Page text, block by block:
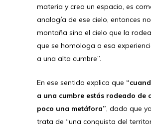
materia y crea un espacio, es
analogía de ese cielo, entonces
montaña sino el cielo que la
que se homologa a esa
a una alta cumbre”.
En ese sentido explica que
a una cumbre estás rodeado de
poco una metáfora”, dado que
trata de “una conquista del